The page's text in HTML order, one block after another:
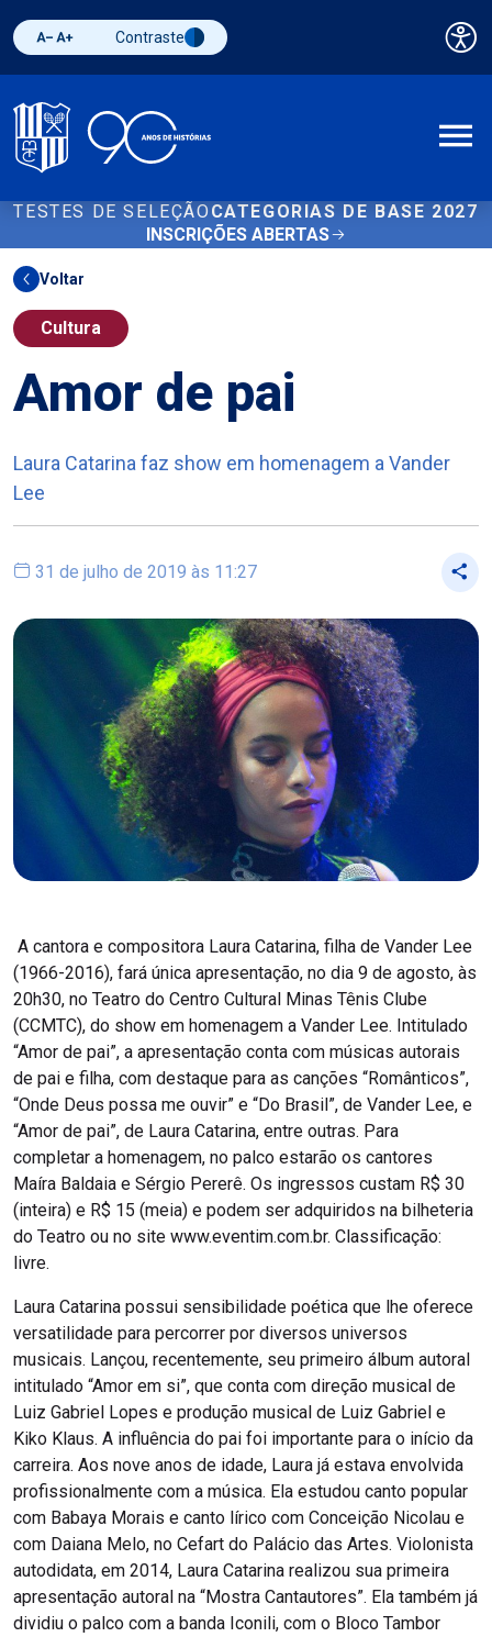
Diminuir fonte
Aumentar fonteAlternar contraste
Contraste
TESTES DE SELEÇÃO CATEGORIAS DE BASE 2027
INSCRIÇÕES ABERTAS
Voltar
Cultura
Amor de pai
Laura Catarina faz show em homenagem a Vander
Lee
31 de julho de 2019 às 11:27
A cantora e compositora Laura Catarina, filha de Vander Lee
(1966-2016), fará única apresentação, no dia 9 de agosto, às
20h30, no Teatro do Centro Cultural Minas Tênis Clube
(CCMTC), do show em homenagem a Vander Lee. Intitulado
“Amor de pai”, a apresentação conta com músicas autorais
de pai e filha, com destaque para as canções “Românticos”,
“Onde Deus possa me ouvir” e “Do Brasil”, de Vander Lee, e
“Amor de pai”, de Laura Catarina, entre outras. Para
completar a homenagem, no palco estarão os cantores
Maíra Baldaia e Sérgio Pererê. Os ingressos custam R$ 30
(inteira) e R$ 15 (meia) e podem ser adquiridos na bilheteria
do Teatro ou no site www.eventim.com.br. Classificação:
livre.
Laura Catarina possui sensibilidade poética que lhe oferece
versatilidade para percorrer por diversos universos
musicais. Lançou, recentemente, seu primeiro álbum autoral
intitulado “Amor em si”, que conta com direção musical de
Luiz Gabriel Lopes e produção musical de Luiz Gabriel e
Kiko Klaus. A influência do pai foi importante para o início da
carreira. Aos nove anos de idade, Laura já estava envolvida
profissionalmente com a música. Ela estudou canto popular
com Babaya Morais e canto lírico com Conceição Nicolau e
com Daiana Melo, no Cefart do Palácio das Artes. Violonista
autodidata, em 2014, Laura Catarina realizou sua primeira
apresentação autoral na “Mostra Cantautores”. Ela também já
dividiu o palco com a banda Iconili, com o Bloco Tambor